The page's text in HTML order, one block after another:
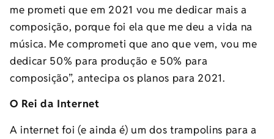
me prometi que em 2021 vou me dedicar mais a
composição, porque foi ela que me deu a vida na
música. Me comprometi que ano que vem, vou me
dedicar 50% para produção e 50% para
composição”, antecipa os planos para 2021.
O Rei da Internet
A internet foi (e ainda é) um dos trampolins para a